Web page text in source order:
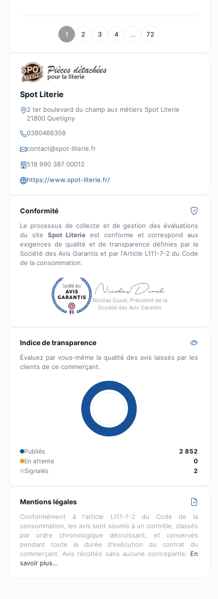
1 2 3 4 … 72
Spot Literie
2 ter boulevard du champ aux métiers Spot Literie
21800 Quetigny
0380466358
contact@spot-literie.fr
518 990 387 00012
https://www.spot-literie.fr/
Conformité
Le processus de collecte et de gestion des évaluations
du site Spot Literie est conforme et correspond aux
exigences de qualité et de transparence définies par la
Société des Avis Garantis et par l'Article L111-7-2 du Code
de la consommation.
Nicolas Duval, Président de la
Société des Avis Garantis
Indice de transparence
Évaluez par vous-même la qualité des avis laissés par les
clients de ce commerçant.
Publiés
2 852
En attente
0
Signalés
2
Mentions légales
Conformément à l'article L111-7-2 du Code de la
consommation, les avis sont soumis à un contrôle, classés
par ordre chronologique décroissant, et conservés
pendant toute la durée d'exécution du contrat du
commerçant. Avis récoltés sans aucune contrepartie. En
savoir plus…